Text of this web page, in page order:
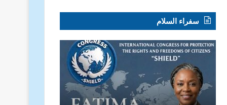
سفراء السلام